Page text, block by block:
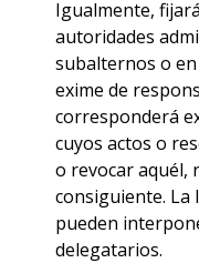
Igualmente,
autoridades
subalternos o
exime de
corresponderá
cuyos actos o
o revocar aquél,
consiguiente. La
pueden
delegatarios.